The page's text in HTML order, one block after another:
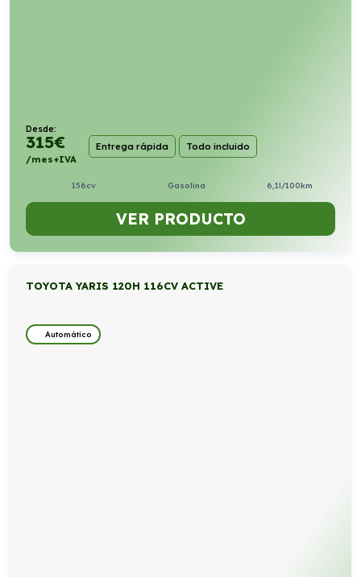
Desde:
315€
/mes+IVA
Entrega rápida Todo incluido
156cv Gasolina 6,1l/100km
VER PRODUCTO
TOYOTA YARIS 120H 116CV ACTIVE
Automático